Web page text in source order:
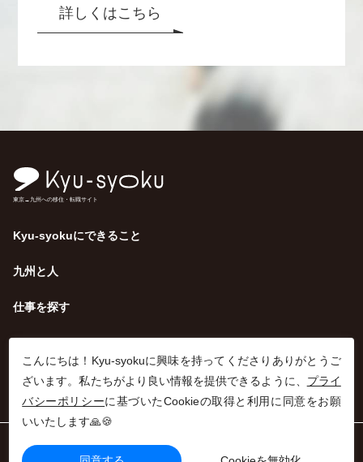
こんにちは！Kyu-syokuに興味を持ってくださりありがとうご
ざいます。私たちがより良い情報を提供できるように、 プライ
バシーポリシーに基づいたCookieの取得と利用に同意をお願
いいたします🙏🍪
詳しくはこちら
東京→九州への移住・転職サイト
Kyu-syokuにできること
九州と人
仕事を探す